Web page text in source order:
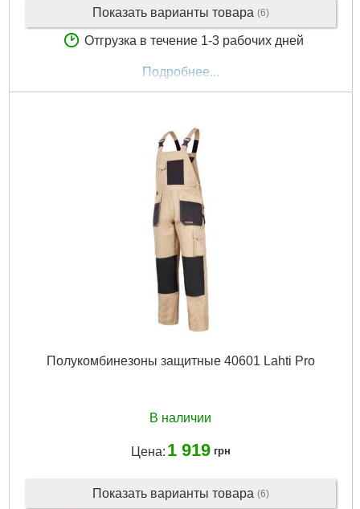
Показать варианты товара (6)
Отгрузка в течение 1-3 рабочих дней
Подробнее...
Полукомбинезоны защитные 40601 Lahti Pro
В наличии
Цена: 1 919 грн
Показать варианты товара (6)